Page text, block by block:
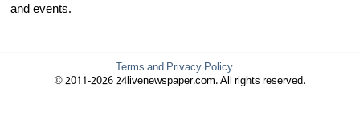
and events.
Terms and Privacy Policy
© 2011-2026 24livenewspaper.com. All rights reserved.